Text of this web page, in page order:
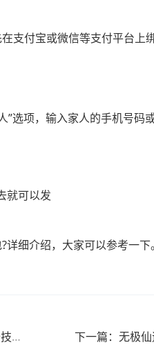
支付宝或微信等支付平台上
”选项，输入家人的手机号
就可以发
细介绍，大家可以参考一下。
上一篇：斗罗大陆一元包抽卡技巧?(斗罗大陆一元包抽卡技巧CR散包)